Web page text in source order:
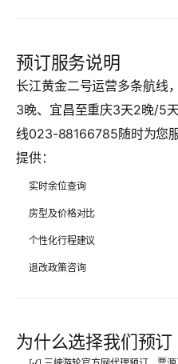
预订服务说明
长江黄金二号运营多条航线
3晚、宜昌至重庆3天2晚/5
线023-88166785随时为您
提供：
实时余位查询
房型及价格对比
个性化行程建议
退改政策咨询
为什么选择我们预订